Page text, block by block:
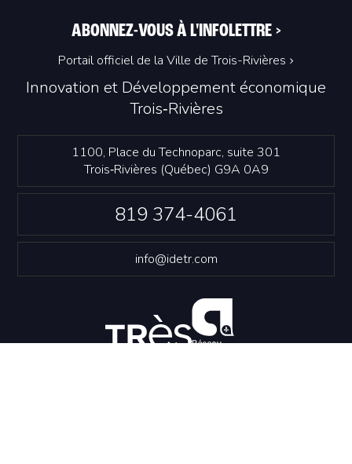
Innovation et Développement économique
Trois‑Rivières
1100, Place du Technoparc, suite 301
Trois‑Rivières (Québec) G9A 0A9
819 374-4061
info@idetr.com
ABONNEZ-VOUS À L'INFOLETTRE >
Portail officiel de la Ville de Trois-Rivières